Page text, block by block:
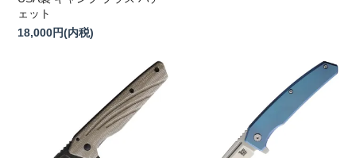
ェット
18,000円(内税)